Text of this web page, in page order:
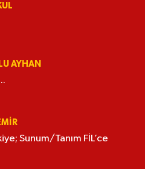
AYHAN
Sunum/Tanım FİL’ce